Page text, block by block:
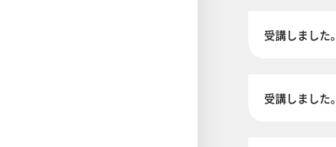
受講しました。
受講しました。